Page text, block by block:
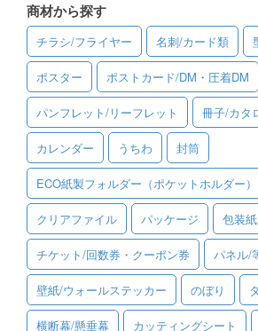
写真からイラスト作成
デザイン制作例
ご利用料金
ご利用ガイド
ご利用の流れ
ご注文方法について
キャンセルについて
FAQ（よくあるご質問）
資料をダウンロード
商材から探す
チラシ/フライヤー 名刺/カード類
ポスター ポストカード/DM・圧着DM
パンフレット/リーフレット 冊子/カタ
カレンダー うちわ 封筒
ECO紙製フォルダー（ポケットホルダー）
クリアファイル パッケージ 包装紙
チケット/回数券・クーポン券 パネル/
壁紙/ウォールステッカー のぼり
横断幕/懸垂幕 カッティングシート